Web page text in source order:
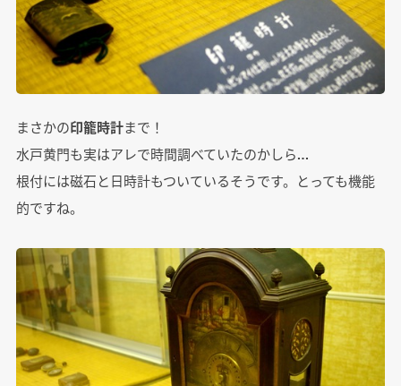
まさかの印籠時計まで！
水戸黄門も実はアレで時間調べていたのかしら…
根付には磁石と日時計もついているそうです。とっても機能
的ですね。